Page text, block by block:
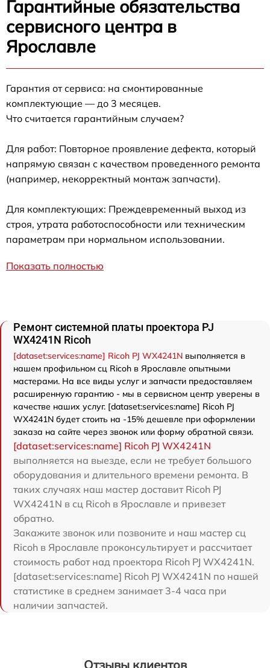
Гарантийные обязательства
сервисного центра в
Ярославле
Гарантия от сервиса: на смонтированные
комплектующие — до 3 месяцев.
Что считается гарантийным случаем?
Для работ: Повторное проявление дефекта, который
напрямую связан с качеством проведенного ремонта
(например, некорректный монтаж запчасти).
Для комплектующих: Преждевременный выход из
строя, утрата работоспособности или техническим
параметрам при нормальном использовании.
Показать полностью
Ремонт системной платы проектора PJ
WX4241N Ricoh
[dataset:services:name] Ricoh PJ WX4241N выполняется в
нашем профильном сц Ricoh в Ярославле опытными
мастерами. На все виды услуг и запчасти предоставляем
расширенную гарантию - мы в сервисном центр уверены в
качестве наших услуг. [dataset:services:name] Ricoh PJ
WX4241N будет стоить на -15% дешевле при оформлении
заказа на сайте через звонок или форму обратной связи.
[dataset:services:name] Ricoh PJ WX4241N
выполняется на выезде, если не требует большого
оборудования и длительного времени ремонта. В
таких случаях наш мастер доставит Ricoh PJ
WX4241N в сц Ricoh в Ярославле и привезет
обратно.
Закажите звонок или позвоните и наш мастер сц
Ricoh в Ярославле проконсультирует и рассчитает
стоимость работ над проектора Ricoh PJ WX4241N.
[dataset:services:name] Ricoh PJ WX4241N по нашей
статистике в среднем занимает 3-4 часа при
наличии запчастей.
Отзывы клиентов